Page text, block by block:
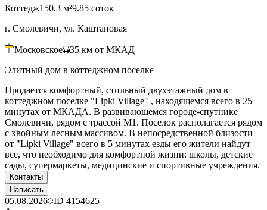
Коттедж150.3 м²9.85 соток
г. Смолевичи, ул. Каштановая
Московское 35 км от МКАД
Элитный дом в коттеджном поселке
Продается комфортный, стильный двухэтажный дом в
коттеджном поселке "Lipki Village" , находящемся всего в 25
минутах от МКАДА. В развивающемся городе-спутнике
Смолевичи, рядом с трассой М1. Поселок располагается рядом
с хвойным лесным массивом. В непосредственной близости
от "Lipki Village" всего в 5 минутах езды его жители найдут
все, что необходимо для комфортной жизни: школы, детские
сады, супермаркеты, медицинские и спортивные учреждения.
Контакты
Написать
05.08.2026 ID 4154625